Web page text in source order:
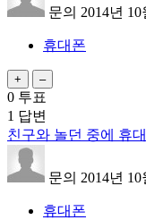
문의 2014년 10
휴대폰
0 투표
1 답변
친구와 놀던 중에 휴
문의 2014년 10
휴대폰